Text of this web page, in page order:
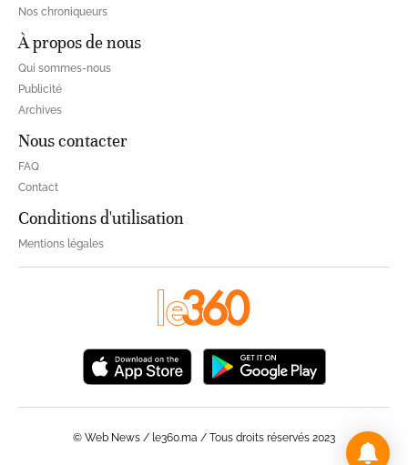
Nos chroniqueurs
À propos de nous
Qui sommes-nous
Publicité
Archives
Nous contacter
FAQ
Contact
Conditions d'utilisation
Mentions légales
© Web News / le360.ma / Tous droits réservés 2023